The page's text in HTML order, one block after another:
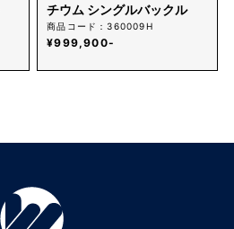
チウム シングルバックル
商品コード：360009H
¥999,900-